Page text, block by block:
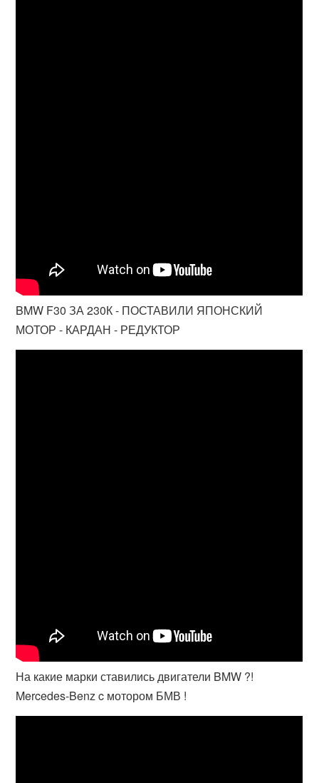
BMW F30 ЗА 230К - ПОСТАВИЛИ ЯПОНСКИЙ
МОТОР - КАРДАН - РЕДУКТОР
На какие марки ставились двигатели BMW ?!
Mercedes-Benz c мотором БМВ !